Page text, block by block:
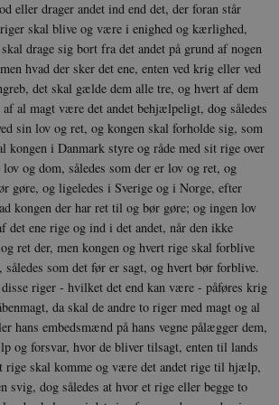
eller drager andet ind end det, der foran står
skal blive og være i enighed og kærlighed,
drage sig bort fra det andet på grund af nogen
hvad der sker det ene, enten ved krig eller ved
det skal gælde dem alle tre, og hvert af dem
al magt være det andet behjælpeligt, dog således
sin lov og ret, og kon­gen skal forholde sig, som
kongen i Danmark sty­re og råde med sit rige over
og dom, således som der er lov og ret, og
gøre, og ligeledes i Sve­rige og i Norge, efter
kongen der har ret til og bør gøre; og ingen lov
det ene rige og ind i det andet, når den ikke
ret der, men kongen og hvert rige skal forblive
således som det før er sagt, og hvert bør forblive.
riger - hvilket det end kan være - påføres krig
da skal de andre to riger med magt og al
hans embedsmænd på hans vegne pålægger dem,
og forsvar, hvor de bliver tilsagt, enten til lands
rige skal komme og være det andet rige til hjælp,
svig, dog således at hvor et rige eller begge to